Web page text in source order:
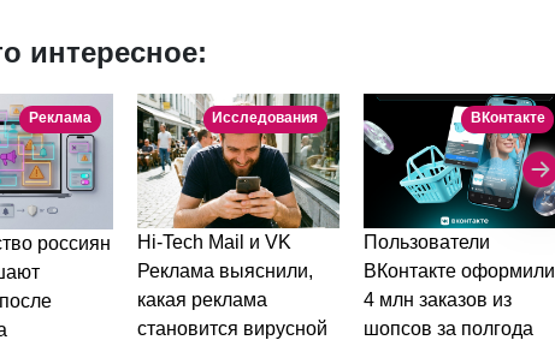
интересное:
Реклама
россиян
Исследования
Hi-Tech Mail и VK
Реклама выяснили,
какая реклама
становится вирусной
ВКонтакте
Пользователи
ВКонтакте оформили
4 млн заказов из
шопсов за полгода